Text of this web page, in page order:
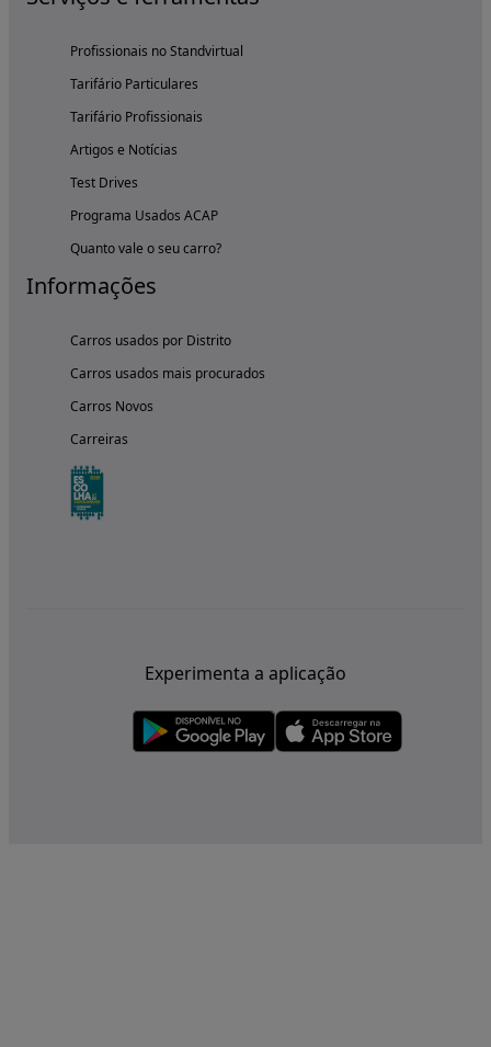
Profissionais no Standvirtual
Tarifário Particulares
Tarifário Profissionais
Artigos e Notícias
Test Drives
Programa Usados ACAP
Quanto vale o seu carro?
Informações
Carros usados por Distrito
Carros usados mais procurados
Carros Novos
Carreiras
Experimenta a aplicação